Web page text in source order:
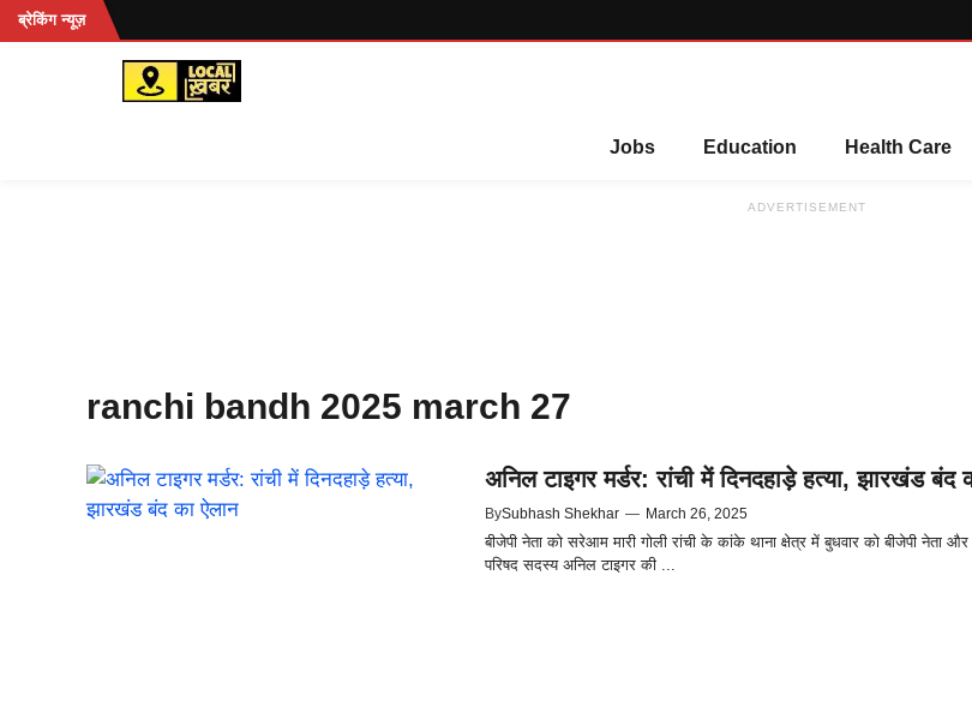
Skip
to
ब्रेकिंग न्यूज़
Jobs Education Health Care
ADVERTISEMENT
ranchi bandh 2025 march 27
अनिल टाइगर मर्डर: रांची में दिनदहाड़े हत्या, झारखंड बंद
BySubhash Shekhar — March 26, 2025
बीजेपी नेता को सरेआम मारी गोली रांची के कांके थाना क्षेत्र में बुधवार को बीजेपी नेता और
परिषद सदस्य अनिल टाइगर की ...